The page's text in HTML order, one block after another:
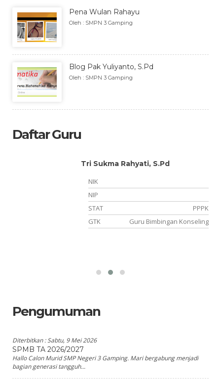
Pena Wulan Rahayu
Oleh : SMPN 3 Gamping
Blog Pak Yuliyanto, S.Pd
Oleh : SMPN 3 Gamping
Daftar Guru
Tri Sukma Rahyati, S.Pd
NIK
NIP
STAT
PPPK
GTK
Guru Bimbingan Konseling
Pengumuman
Diterbitkan :Sabtu, 9 Mei 2026
SPMB TA 2026/2027
Hallo Calon Murid SMP Negeri 3 Gamping. Mari bergabung menjadi
bagian generasi tangguh...